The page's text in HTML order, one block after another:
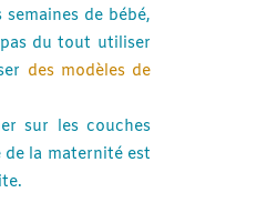
de bébé,
du tout utiliser
des modèles de
sur les couches
de la maternité est